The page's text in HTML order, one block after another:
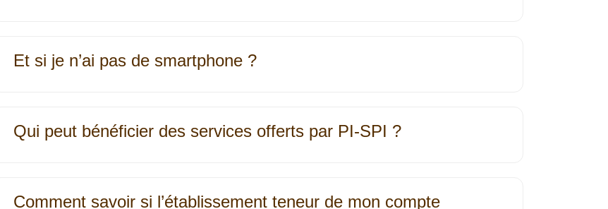
Et si je n’ai pas de smartphone ?
Qui peut bénéficier des services offerts par PI‐SPI ?
Comment savoir si l’établissement teneur de mon compte